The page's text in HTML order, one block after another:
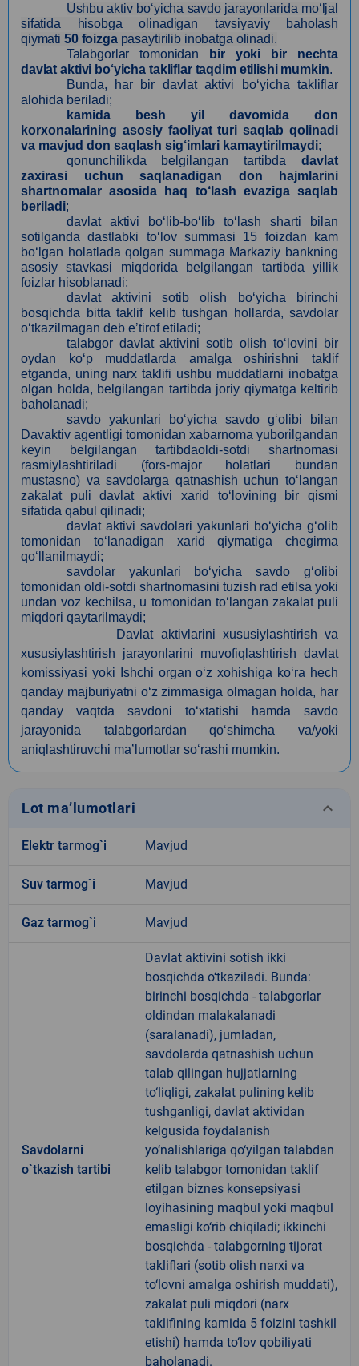
Ushbu aktiv bo‘yicha savdo jarayonlarida mo‘ljal
sifatida hisobga olinadigan tavsiyaviy baholash
qiymati 50 foizga pasaytirilib inobatga olinadi.
Talabgorlar tomonidan
bir yoki bir nechta
davlat aktivi bo‘yicha takliflar taqdim etilishi mumkin.
Bunda, har bir davlat aktivi bo‘yicha takliflar
alohida beriladi;
kamida besh yil davomida don
korxonalarining asosiy faoliyat turi saqlab qolinadi
va mavjud don saqlash sig‘imlari kamaytirilmaydi;
qonunchilikda belgilangan tartibda davlat
zaxirasi uchun saqlanadigan don hajmlarini
shartnomalar asosida haq to‘lash evaziga saqlab
beriladi;
davlat aktivi bo‘lib-bo‘lib to‘lash sharti bilan
sotilganda dastlabki to‘lov summasi 15 foizdan kam
bo‘lgan holatlada qolgan summaga Markaziy bankning
asosiy stavkasi miqdorida belgilangan tartibda yillik
foizlar hisoblanadi;
davlat aktivini sotib olish bo‘yicha birinchi
bosqichda bitta taklif kelib tushgan hollarda, savdolar
o‘tkazilmagan deb eʼtirof etiladi;
talabgor davlat aktivini sotib olish to‘lovini bir
oydan ko‘p muddatlarda amalga oshirishni taklif
etganda, uning narx taklifi ushbu muddatlarni inobatga
olgan holda, belgilangan tartibda joriy qiymatga keltirib
baholanadi;
savdo yakunlari bo‘yicha savdo g‘olibi bilan
Davaktiv agentligi tomonidan xabarnoma yuborilgandan
keyin belgilangan tartibdaoldi-sotdi shartnomasi
rasmiylashtiriladi (fors-major holatlari bundan
mustasno) va savdolarga qatnashish uchun to‘langan
zakalat puli davlat aktivi xarid to‘lovining bir qismi
sifatida qabul qilinadi;
davlat aktivi savdolari yakunlari bo‘yicha g‘olib
tomonidan to‘lanadigan xarid qiymatiga chegirma
qo‘llanilmaydi;
savdolar yakunlari bo‘yicha savdo g‘olibi
tomonidan oldi-sotdi shartnomasini tuzish rad etilsa yoki
undan voz kechilsa, u tomonidan to‘langan zakalat puli
miqdori qaytarilmaydi;
Davlat aktivlarini xususiylashtirish va
xususiylashtirish jarayonlarini muvofiqlashtirish davlat
komissiyasi yoki Ishchi organ o‘z xohishiga ko‘ra hech
qanday majburiyatni o‘z zimmasiga olmagan holda, har
qanday vaqtda savdoni to‘xtatishi hamda savdo
jarayonida talabgorlardan qo‘shimcha va/yoki
aniqlashtiruvchi maʼlumotlar so‘rashi mumkin.
Lot ma’lumotlari keyboard_arrow_down
Elektr tarmog`i Mavjud
Suv tarmog`i Mavjud
Gaz tarmog`i Mavjud
Savdolarni
o`tkazish tartibi
Davlat aktivini sotish ikki
bosqichda o‘tkaziladi. Bunda:
birinchi bosqichda - talabgorlar
oldindan malakalanadi
(saralanadi), jumladan,
savdolarda qatnashish uchun
talab qilingan hujjatlarning
to‘liqligi, zakalat pulining kelib
tushganligi, davlat aktividan
kelgusida foydalanish
yo‘nalishlariga qo‘yilgan talabdan
kelib talabgor tomonidan taklif
etilgan biznes konsepsiyasi
loyihasining maqbul yoki maqbul
emasligi ko‘rib chiqiladi; ikkinchi
bosqichda - talabgorning tijorat
takliflari (sotib olish narxi va
to‘lovni amalga oshirish muddati),
zakalat puli miqdori (narx
taklifining kamida 5 foizini tashkil
etishi) hamda to‘lov qobiliyati
baholanadi.